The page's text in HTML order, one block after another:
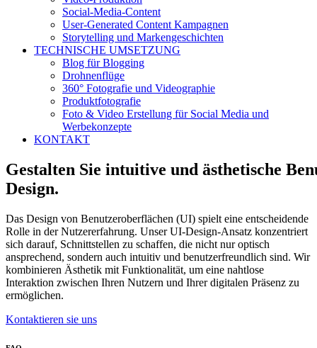
Social-Media-Content
User-Generated Content Kampagnen
Storytelling und Markengeschichten
TECHNISCHE UMSETZUNG
Blog für Blogging
Drohnenflüge
360° Fotografie und Videographie
Produktfotografie
Foto & Video Erstellung für Social Media und
Werbekonzepte
KONTAKT
Gestalten Sie intuitive und ästhetische
Design.
Das Design von Benutzeroberflächen (UI) spielt eine entscheidende
Rolle in der Nutzererfahrung. Unser UI-Design-Ansatz konzentriert
sich darauf, Schnittstellen zu schaffen, die nicht nur optisch
ansprechend, sondern auch intuitiv und benutzerfreundlich sind. Wir
kombinieren Ästhetik mit Funktionalität, um eine nahtlose
Interaktion zwischen Ihren Nutzern und Ihrer digitalen Präsenz zu
ermöglichen.
Kontaktieren sie uns